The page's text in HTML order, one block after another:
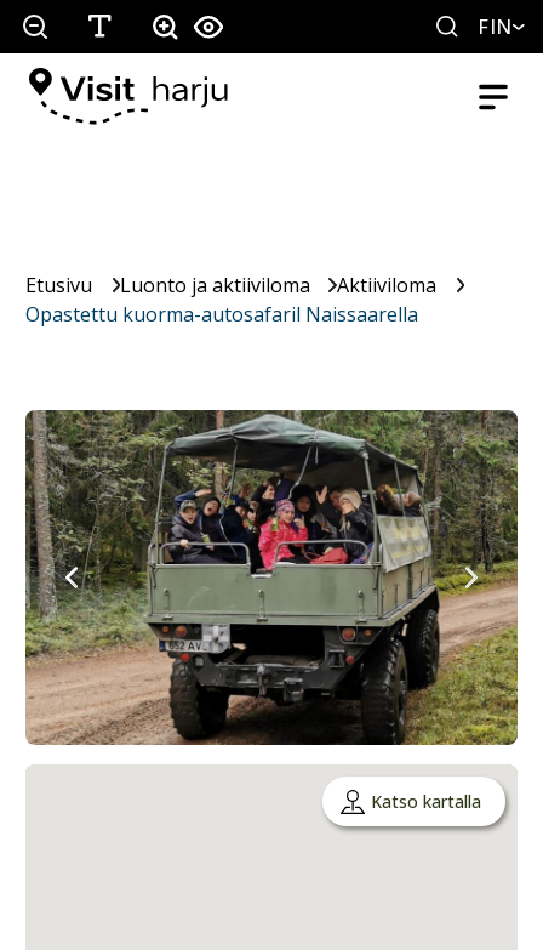
FIN
Etusivu Luonto ja aktiiviloma
Aktiiviloma
Opastettu kuorma-autosafaril Naissaarella
Katso kartalla